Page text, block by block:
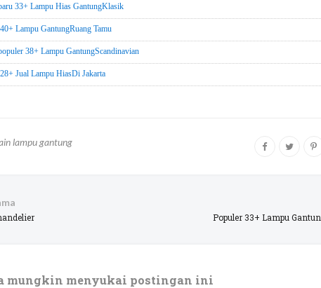
33+ Lampu Hias GantungKlasik
Lampu GantungRuang Tamu
38+ Lampu GantungScandinavian
Jual Lampu HiasDi Jakarta
lampu gantung
Populer 33+ Lampu
mungkin menyukai postingan ini